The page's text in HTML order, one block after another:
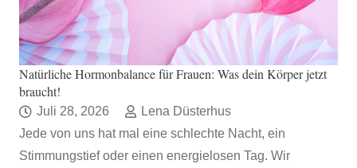
Natürliche Hormonbalance für Frauen: Was dein Körper jetzt
braucht!
Juli 28, 2026
Lena Düsterhus
Jede von uns hat mal eine schlechte Nacht, ein
Stimmungstief oder einen energielosen Tag. Wir